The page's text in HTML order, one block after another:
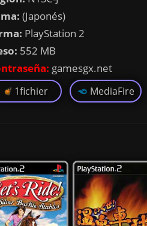
(Japonés)
PlayStation 2
552 MB
gamesgx.net
1fichier MediaFire